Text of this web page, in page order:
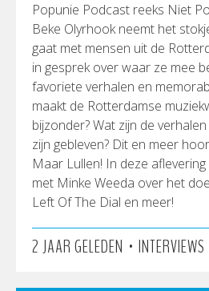
Popunie Podcast reeks Niet
Beke Olyrhook neemt het
gaat met mensen uit de
in gesprek over waar ze mee
favoriete verhalen en
maakt de Rotterdamse
bijzonder? Wat zijn de
zijn gebleven? Dit en meer
Maar Lullen! In deze
met Minke Weeda over het
Left Of The Dial en meer!
2 JAAR GELEDEN • INTERVIEWS